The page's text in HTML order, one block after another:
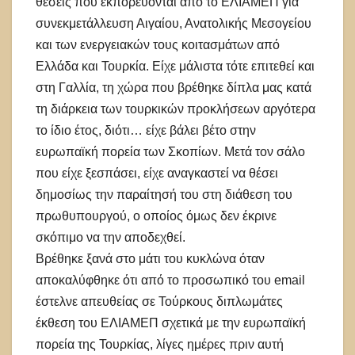
συνεκμετάλλευση Αιγαίου, Ανατολικής Μεσογείου
και των ενεργειακών τους κοιτασμάτων από
Ελλάδα και Τουρκία. Είχε μάλιστα τότε επιτεθεί και
στη Γαλλία, τη χώρα που βρέθηκε δίπλα μας κατά
τη διάρκεια των τουρκικών προκλήσεων αργότερα
το ίδιο έτος, διότι… είχε βάλει βέτο στην
ευρωπαϊκή πορεία των Σκοπίων. Μετά τον σάλο
που είχε ξεσπάσει, είχε αναγκαστεί να θέσει
δημοσίως την παραίτησή του στη διάθεση του
πρωθυπουργού, ο οποίος όμως δεν έκρινε
σκόπιμο να την αποδεχθεί.
Βρέθηκε ξανά στο μάτι του κυκλώνα όταν
αποκαλύφθηκε ότι από το προσωπικό του email
έστελνε απευθείας σε Τούρκους διπλωμάτες
έκθεση του ΕΛΙΑΜΕΠ σχετικά με την ευρωπαϊκή
πορεία της Τουρκίας, λίγες ημέρες πριν αυτή